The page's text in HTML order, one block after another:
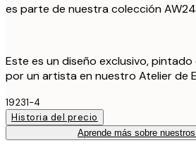
es parte de nuestra colección
Este es un diseño exclusivo,
por un artista en nuestro Atelier de
19231-4
Historia del precio
Aprende más sobre